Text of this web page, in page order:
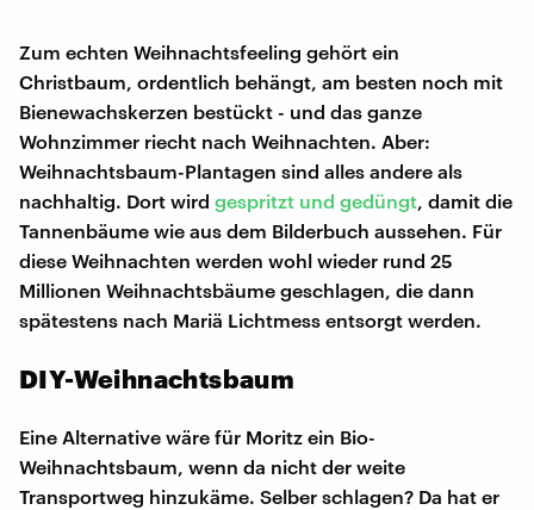
Zum echten Weihnachtsfeeling gehört ein
Christbaum, ordentlich behängt, am besten noch mit
Bienewachskerzen bestückt - und das ganze
Wohnzimmer riecht nach Weihnachten. Aber:
Weihnachtsbaum-Plantagen sind alles andere als
nachhaltig. Dort wird gespritzt und gedüngt , damit die
Tannenbäume wie aus dem Bilderbuch aussehen. Für
diese Weihnachten werden wohl wieder rund 25
Millionen Weihnachtsbäume geschlagen, die dann
spätestens nach Mariä Lichtmess entsorgt werden.
DIY-Weihnachtsbaum
Eine Alternative wäre für Moritz ein Bio-
Weihnachtsbaum, wenn da nicht der weite
Transportweg hinzukäme. Selber schlagen? Da hat er